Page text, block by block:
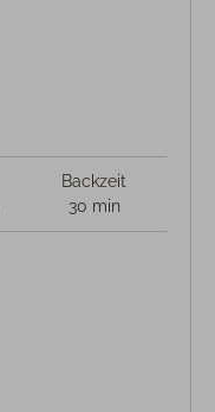
Backzeit
30 min